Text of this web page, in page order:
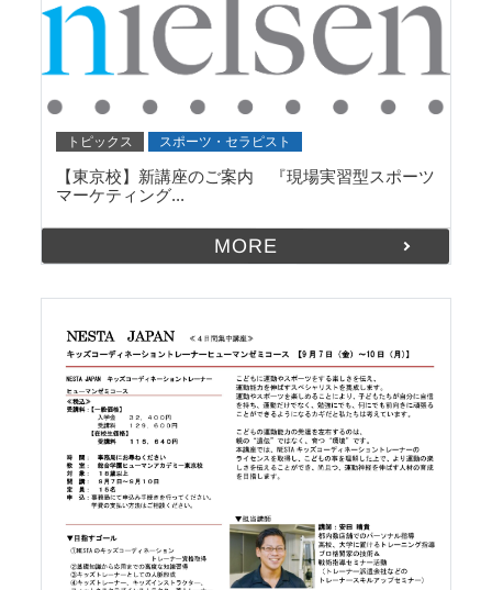
トピックス スポーツ・セラピスト
【東京校】新講座のご案内 『現場実習型スポーツ
マーケティング...
MORE